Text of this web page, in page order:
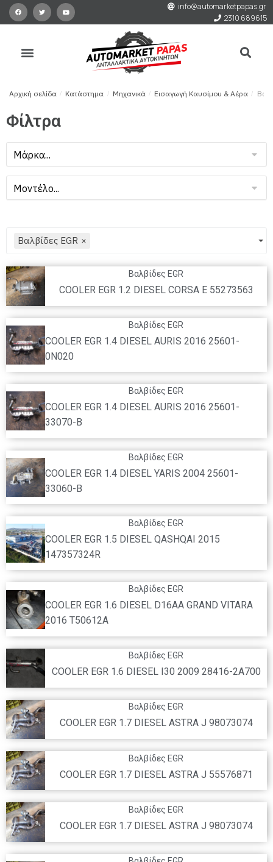
info@automarketpapas.gr
2310 689615
Αρχική σελίδα / Κατάστημα / Μηχανικά / Εισαγωγή Καυσίμου & Αέρα /
Φίλτρα
Βαλβίδες EGR ×
Βαλβίδες EGR
COOLER EGR 1.2 DIESEL CORSA E 55273563
Βαλβίδες EGR
COOLER EGR 1.4 DIESEL AURIS 2016 25601-
0N020
Βαλβίδες EGR
COOLER EGR 1.4 DIESEL AURIS 2016 25601-
33070-B
Βαλβίδες EGR
COOLER EGR 1.4 DIESEL YARIS 2004 25601-
33060-B
Βαλβίδες EGR
COOLER EGR 1.5 DIESEL QASHQAI 2015
147357324R
Βαλβίδες EGR
COOLER EGR 1.6 DIESEL D16AA GRAND VITARA
2016 T50612A
Βαλβίδες EGR
COOLER EGR 1.6 DIESEL I30 2009 28416-2A700
Βαλβίδες EGR
COOLER EGR 1.7 DIESEL ASTRA J 98073074
Βαλβίδες EGR
COOLER EGR 1.7 DIESEL ASTRA J 55576871
Βαλβίδες EGR
COOLER EGR 1.7 DIESEL ASTRA J 98073074